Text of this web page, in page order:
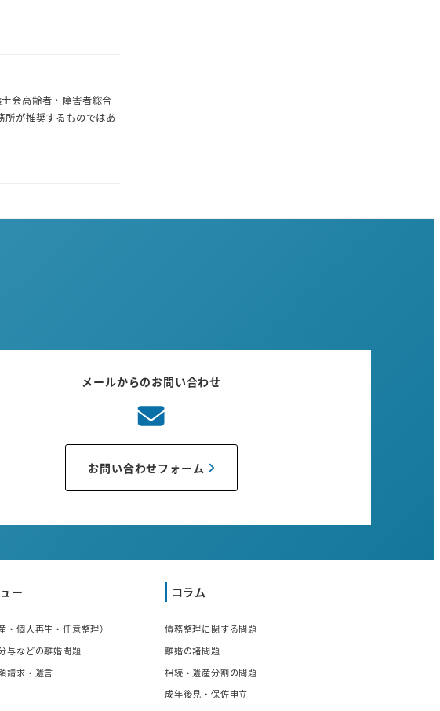
会高齢者・障害者総合
が推奨するものではあ
メールからのお問い合わせ
お問い合わせフォーム
ー
・個人再生・任意整理）
与などの離婚問題
請求・遺言
コラム
債務整理に関する問題
離婚の諸問題
相続・遺産分割の問題
成年後見・保佐申立